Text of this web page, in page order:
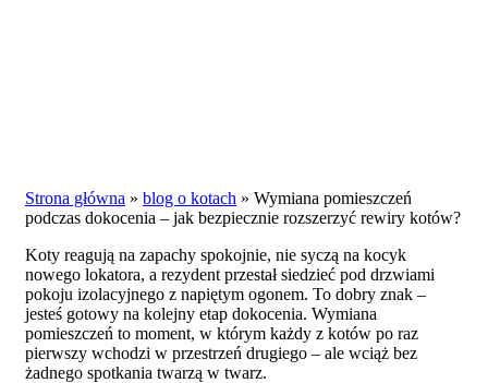
Strona główna » blog o kotach » Wymiana pomieszczeń
podczas dokocenia – jak bezpiecznie rozszerzyć rewiry kotów?
Koty reagują na zapachy spokojnie, nie syczą na kocyk
nowego lokatora, a rezydent przestał siedzieć pod drzwiami
pokoju izolacyjnego z napiętym ogonem. To dobry znak –
jesteś gotowy na kolejny etap dokocenia. Wymiana
pomieszczeń to moment, w którym każdy z kotów po raz
pierwszy wchodzi w przestrzeń drugiego – ale wciąż bez
żadnego spotkania twarzą w twarz.